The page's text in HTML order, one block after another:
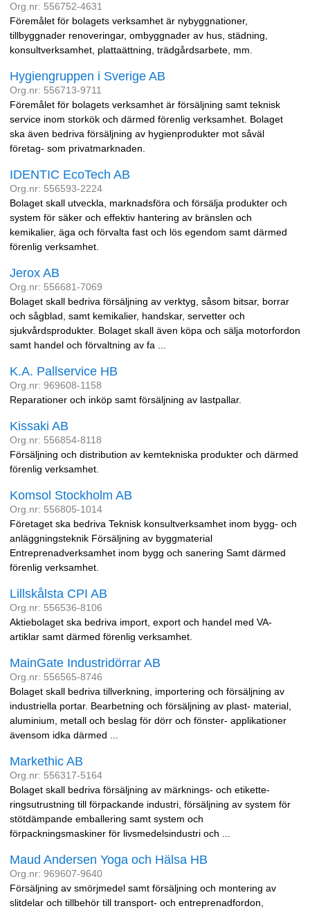
Org.nr: 556752-4631
Föremålet för bolagets verksamhet är nybyggnationer,
tillbyggnader renoveringar, ombyggnader av hus, städning,
konsultverksamhet, plattaättning, trädgårdsarbete, mm.
Hygiengruppen i Sverige AB
Org.nr: 556713-9711
Föremålet för bolagets verksamhet är försäljning samt teknisk
service inom storkök och därmed förenlig verksamhet. Bolaget
ska även bedriva försäljning av hygienprodukter mot såväl
företag- som privatmarknaden.
IDENTIC EcoTech AB
Org.nr: 556593-2224
Bolaget skall utveckla, marknadsföra och försälja produkter och
system för säker och effektiv hantering av bränslen och
kemikalier, äga och förvalta fast och lös egendom samt därmed
förenlig verksamhet.
Jerox AB
Org.nr: 556681-7069
Bolaget skall bedriva försäljning av verktyg, såsom bitsar, borrar
och sågblad, samt kemikalier, handskar, servetter och
sjukvårdsprodukter. Bolaget skall även köpa och sälja motorfordon
samt handel och förvaltning av fa ...
K.A. Pallservice HB
Org.nr: 969608-1158
Reparationer och inköp samt försäljning av lastpallar.
Kissaki AB
Org.nr: 556854-8118
Försäljning och distribution av kemtekniska produkter och därmed
förenlig verksamhet.
Komsol Stockholm AB
Org.nr: 556805-1014
Företaget ska bedriva Teknisk konsultverksamhet inom bygg- och
anläggningsteknik Försäljning av byggmaterial
Entreprenadverksamhet inom bygg och sanering Samt därmed
förenlig verksamhet.
Lillskålsta CPI AB
Org.nr: 556536-8106
Aktiebolaget ska bedriva import, export och handel med VA-
artiklar samt därmed förenlig verksamhet.
MainGate Industridörrar AB
Org.nr: 556565-8746
Bolaget skall bedriva tillverkning, importering och försäljning av
industriella portar. Bearbetning och försäljning av plast- material,
aluminium, metall och beslag för dörr och fönster- applikationer
ävensom idka därmed ...
Markethic AB
Org.nr: 556317-5164
Bolaget skall bedriva försäljning av märknings- och etikette-
ringsutrustning till förpackande industri, försäljning av system för
stötdämpande emballering samt system och
förpackningsmaskiner för livsmedelsindustri och ...
Maud Andersen Yoga och Hälsa HB
Org.nr: 969607-9640
Försäljning av smörjmedel samt försäljning och montering av
slitdelar och tillbehör till transport- och entreprenadfordon,